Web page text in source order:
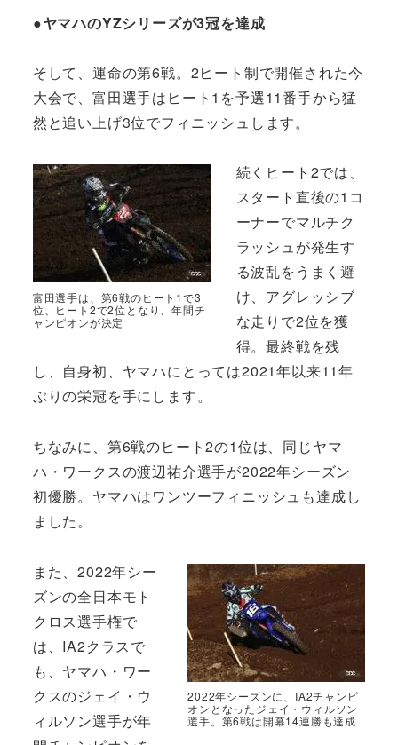
●ヤマハのYZシリーズが3冠を達成
そして、運命の第6戦。2ヒート制で開催された今
大会で、富田選手はヒート1を予選11番手から猛
然と追い上げ3位でフィニッシュします。
富田選手は、第6戦のヒート1で3
位、ヒート2で2位となり、年間チ
ャンピオンが決定
続くヒート2では、
スタート直後の1コ
ーナーでマルチク
ラッシュが発生す
る波乱をうまく避
け、アグレッシブ
な走りで2位を獲
得。最終戦を残
し、自身初、ヤマハにとっては2021年以来11年
ぶりの栄冠を手にします。
ちなみに、第6戦のヒート2の1位は、同じヤマ
ハ・ワークスの渡辺祐介選手が2022年シーズン
初優勝。ヤマハはワンツーフィニッシュも達成し
ました。
2022年シーズンに、IA2チャンピ
オンとなったジェイ・ウィルソン
選手。第6戦は開幕14連勝も達成
また、2022年シー
ズンの全日本モト
クロス選手権で
は、IA2クラスで
も、ヤマハ・ワー
クスのジェイ・ウ
ィルソン選手が年